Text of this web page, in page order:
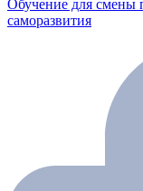
Обучение для смены
саморазвития